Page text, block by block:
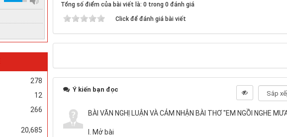
Tổng số điểm của bài viết là: 0 trong 0 đánh giá
Click để đánh giá bài viết
Ý kiến bạn đọc
BÀI VĂN NGHỊ LUẬN VÀ CẢM NHẬN BÀI THƠ "EM NGỒI NGHE
I. Mở bài
278
12
266
20,685